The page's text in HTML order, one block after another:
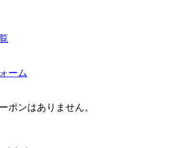
ーム
ポンはありません。